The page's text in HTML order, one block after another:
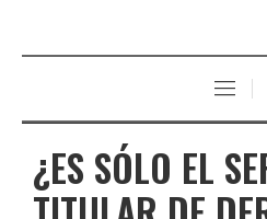
¿ES SÓLO EL